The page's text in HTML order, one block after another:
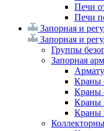
Печи
Печи
Запорная и
Запорная и
Группы
Запорная
Краны
Краны
Краны
Краны